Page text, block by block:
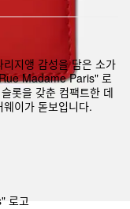
지앵 감성을 담은 소가
Madame Paris" 로
롯을 갖춘 컴팩트한 데
이가 돋보입니다.
로고